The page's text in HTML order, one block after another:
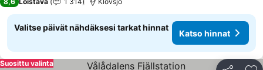
Valitse päivät nähdäksesi tarkat hinnat
Katso hinnat
Suosittu valinta